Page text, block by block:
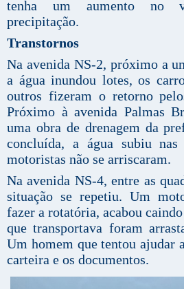
tenha um aumento no
precipitação.
Transtornos
Na avenida NS-2, próximo a
a água inundou lotes, os
outros fizeram o retorno
Próximo à avenida Palmas
uma obra de drenagem da
concluída, a água subiu
motoristas não se arriscaram.
Na avenida NS-4, entre as
situação se repetiu. Um
fazer a rotatória, acabou
que transportava foram
Um homem que tentou ajudar
carteira e os documentos.